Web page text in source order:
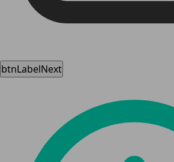
btnLabelNext